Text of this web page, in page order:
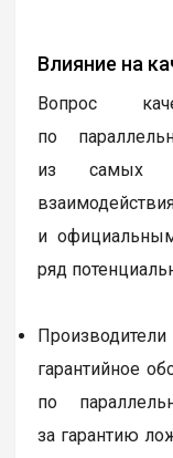
Влияние на
Вопрос
по
из самых
и
ряд
гарантийное
по
за гарантию